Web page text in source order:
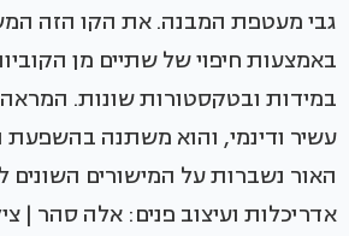
גבי מעטפת המבנה. את הקו הזה
באמצעות חיפוי של שתיים מן
במידות ובטקסטורות שונות.
עשיר ודינמי, והוא משתנה בהשפעת
האור נשברות על המישורים השונים
אדריכלות ועיצוב פנים: אלה סהר |